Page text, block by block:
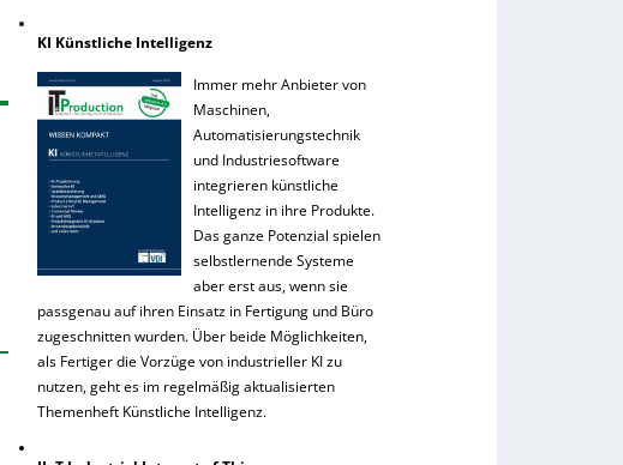
KI Künstliche Intelligenz
Immer mehr Anbieter von
Maschinen,
Automatisierungstechnik
und Industriesoftware
integrieren künstliche
Intelligenz in ihre Produkte.
Das ganze Potenzial spielen
selbstlernende Systeme
aber erst aus, wenn sie
passgenau auf ihren Einsatz in Fertigung und Büro
zugeschnitten wurden. Über beide Möglichkeiten,
als Fertiger die Vorzüge von industrieller KI zu
nutzen, geht es im regelmäßig aktualisierten
Themenheft Künstliche Intelligenz.